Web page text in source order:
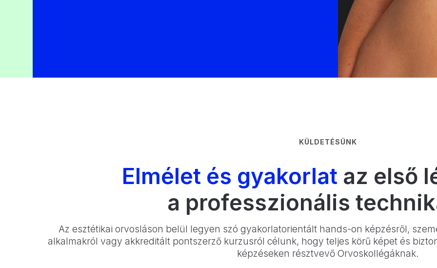
KÜLDETÉSÜNK
Elmélet és gyakorlat az első
a professzionális
Az esztétikai orvosláson belül legyen szó gyakorlatorientált hands-on képzésről,
alkalmakról vagy akkreditált pontszerző kurzusról célunk, hogy teljes körű képet és
képzéseken résztvevő Orvoskollégáknak.